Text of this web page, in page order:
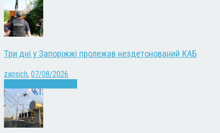
Три дні у Запоріжжі пролежав нездетонований КАБ
zapsich, 07/08/2026